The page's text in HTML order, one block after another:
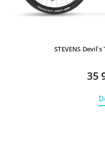
STEVENS
35